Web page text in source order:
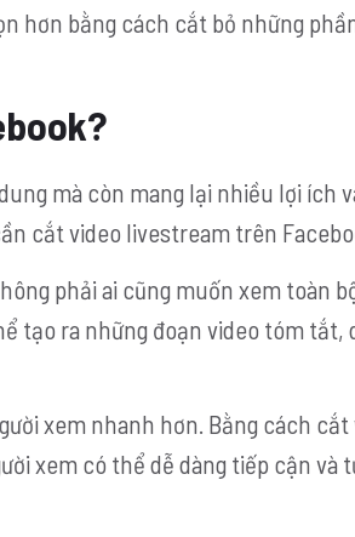
hơn bằng cách cắt bỏ những
mà còn mang lại nhiều lợi ích
cắt video livestream trên
phải ai cũng muốn xem toàn
tạo ra những đoạn video tóm tắt,
xem nhanh hơn. Bằng cách cắt
xem có thể dễ dàng tiếp cận và